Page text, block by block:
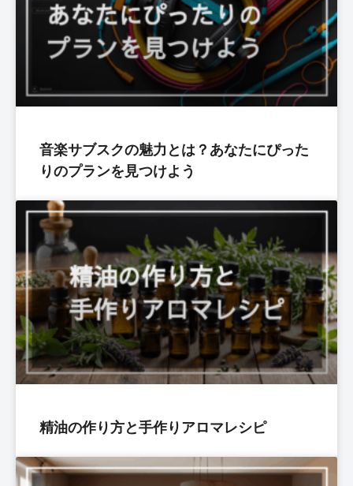
音楽サブスクの魅力とは？あなたにぴった
りのプランを見つけよう
精油の作り方と手作りアロマレシピ